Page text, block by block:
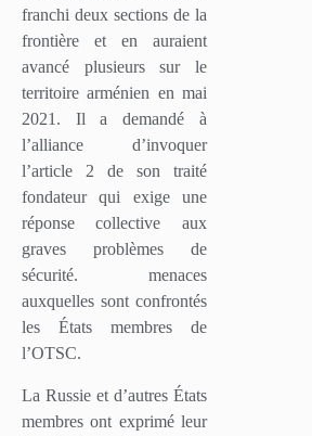
franchi deux sections de la
frontière et en auraient
avancé plusieurs sur le
territoire arménien en mai
2021. Il a demandé à
l’alliance d’invoquer
l’article 2 de son traité
fondateur qui exige une
réponse collective aux
graves problèmes de
sécurité. menaces
auxquelles sont confrontés
les États membres de
l’OTSC.
La Russie et d’autres États
membres ont exprimé leur